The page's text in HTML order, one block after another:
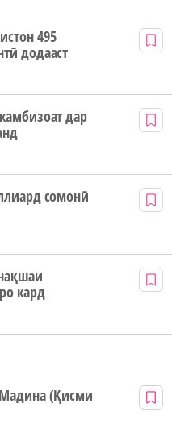
495
додааст
дар
сомонӣ
кард
(Қисми